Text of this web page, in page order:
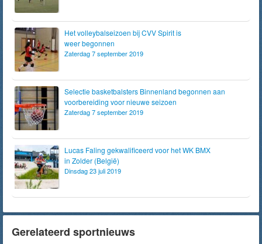
Het volleybalseizoen bij CVV Spirit is
weer begonnen
Zaterdag 7 september 2019
Selectie basketbalsters Binnenland begonnen aan
voorbereiding voor nieuwe seizoen
Zaterdag 7 september 2019
Lucas Faling gekwalificeerd voor het WK BMX
in Zolder (België)
Dinsdag 23 juli 2019
Gerelateerd sportnieuws